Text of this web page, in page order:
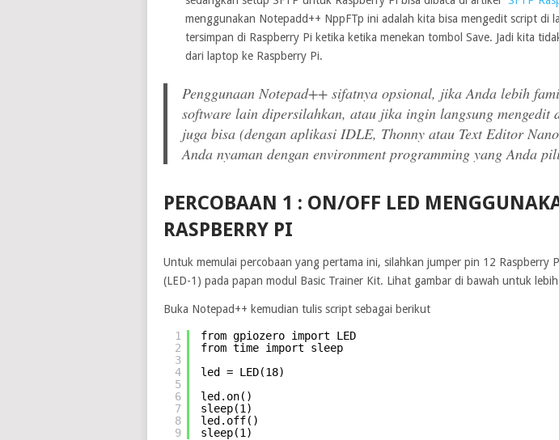
menggunakan Notepadd++ NppFTp ini adalah kita bisa mengedit script di
tersimpan di Raspberry Pi ketika ketika menekan tombol Save. Jadi kita
dari laptop ke Raspberry Pi.
Penggunaan Notepad++ sifatnya opsional, jika Anda lebih
software lain dipersilahkan, atau jika ingin langsung mengedit
juga bisa (dengan aplikasi IDLE, Thonny atau Text Editor
Anda nyaman dengan environment programming yang Anda
PERCOBAAN 1 : ON/OFF LED
RASPBERRY PI
Untuk memulai percobaan yang pertama ini, silahkan jumper pin 12 Raspberry
(LED-1) pada papan modul Basic Trainer Kit. Lihat gambar di bawah untuk lebih
Buka Notepad++ kemudian tulis script sebagai berikut
1
2
3
4
5
6
7
8
9
from gpiozero import LED
from time import sleep
led = LED(18)
led.on()
sleep(1)
led.off()
sleep(1)